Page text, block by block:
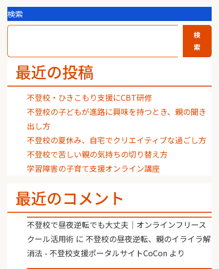
検索
検
索
最近の投稿
不登校・ひきこもり支援にCBT研修
不登校の子どもが進路に興味を持つとき、親の聞き
出し方
不登校の夏休み、自宅でクリエイティブな過ごし方
不登校で苦しい親の気持ちの切り替え方
学習障害の子育て支援オンライン講座
最近のコメント
不登校で昼夜逆転でも大丈夫｜オンラインフリース
クール活用術 に 不登校の昼夜逆転、親のイライラ解
消法 - 不登校支援ポータルサイトCoCon より